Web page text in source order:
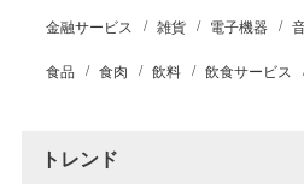
金融サービス 雑貨 電子機器
食品 食肉 飲料 飲食サービス
トレンド